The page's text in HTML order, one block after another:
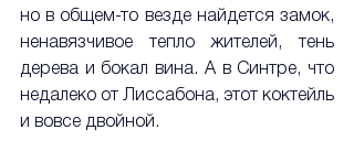
но в общем-то везде найдется замок,
ненавязчивое тепло жителей, тень
дерева и бокал вина. А в Синтре, что
недалеко от Лиссабона, этот коктейль
и вовсе двойной.